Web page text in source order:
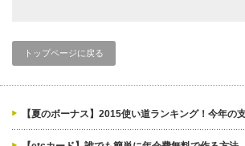
トップページに戻る
【夏のボーナス】2015使い道ランキング！今年の